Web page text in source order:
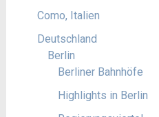
Como, Italien
Deutschland
Berlin
Berliner Bahnhöfe
Highlights in Berlin